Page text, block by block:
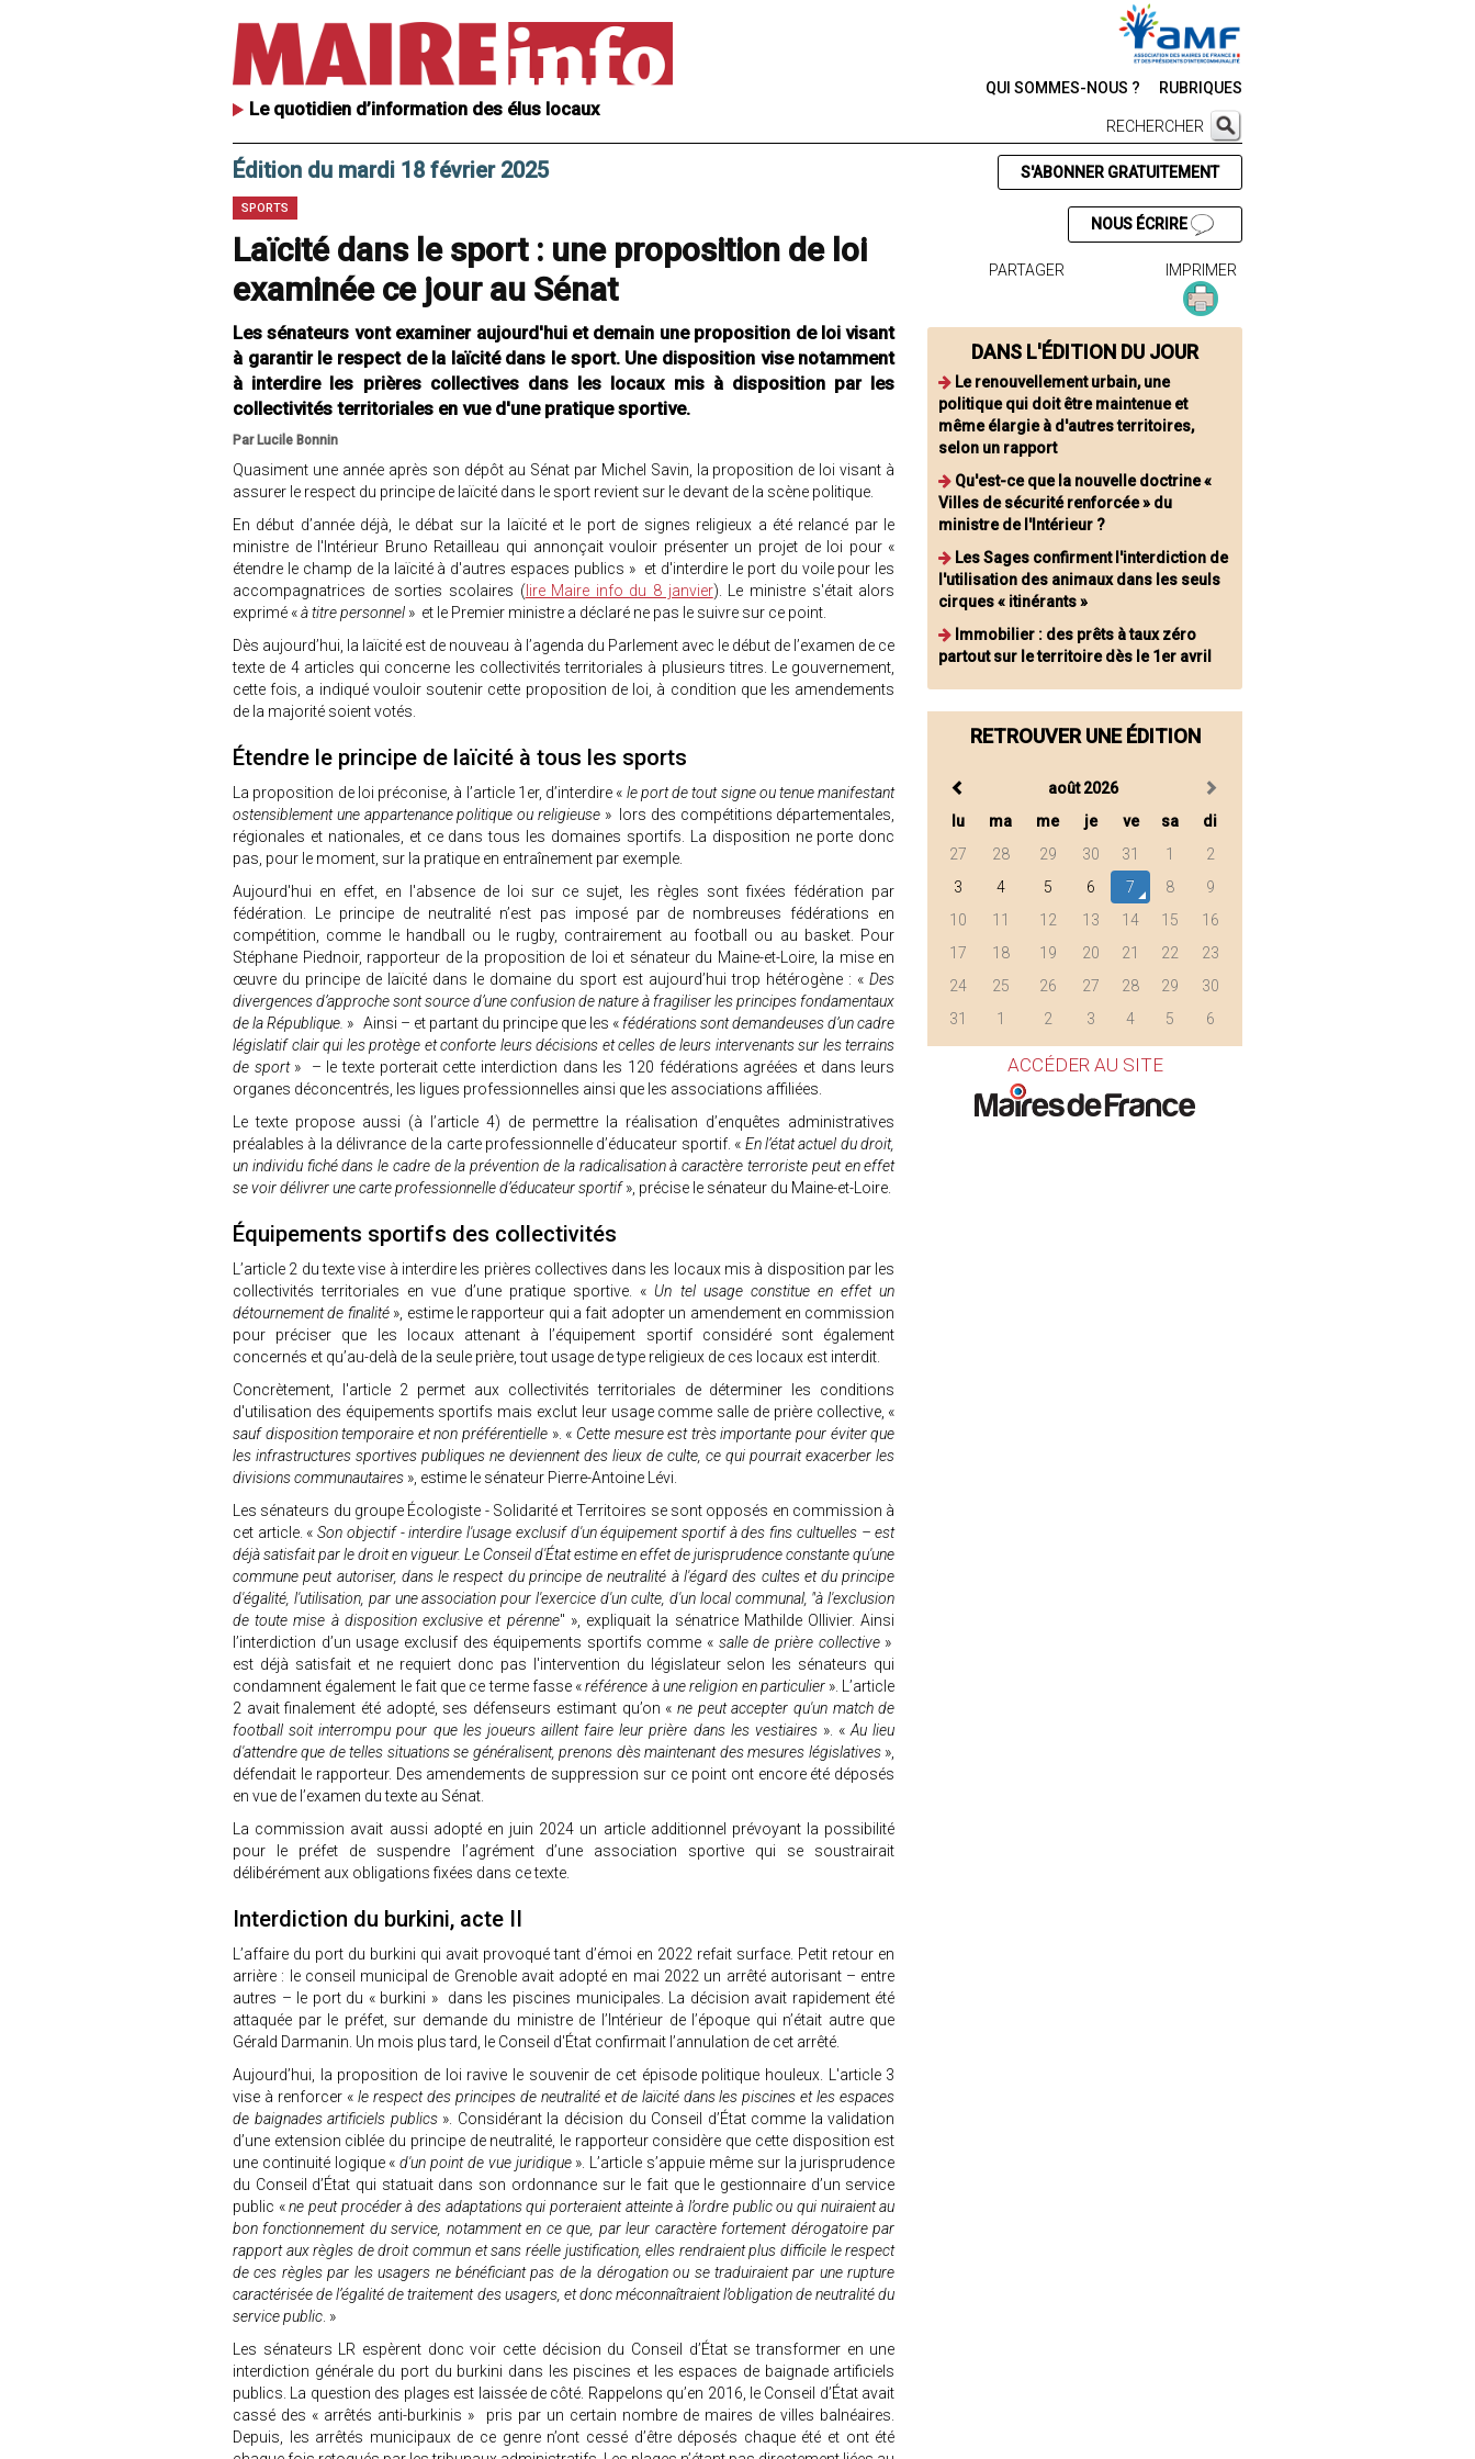
Le quotidien d’information des élus locaux
QUI SOMMES-NOUS ? RUBRIQUES
RECHERCHER
Édition du mardi 18 février 2025
SPORTS
Laïcité dans le sport : une proposition de loi
examinée ce jour au Sénat
Les sénateurs vont examiner aujourd'hui et demain une proposition de loi visant
à garantir le respect de la laïcité dans le sport. Une disposition vise notamment
à interdire les prières collectives dans les locaux mis à disposition par les
collectivités territoriales en vue d'une pratique sportive.
Par Lucile Bonnin
Quasiment une année après son dépôt au Sénat par Michel Savin, la proposition de loi visant à
assurer le respect du principe de laïcité dans le sport revient sur le devant de la scène politique.
En début d’année déjà, le débat sur la laïcité et le port de signes religieux a été relancé par le
ministre de l'Intérieur Bruno Retailleau qui annonçait vouloir présenter un projet de loi pour «
étendre le champ de la laïcité à d'autres espaces publics » et d'interdire le port du voile pour les
accompagnatrices de sorties scolaires ( lire Maire info du 8 janvier). Le ministre s'était alors
exprimé «à titre personnel » et le Premier ministre a déclaré ne pas le suivre sur ce point.
Dès aujourd’hui, la laïcité est de nouveau à l’agenda du Parlement avec le début de l’examen de ce
texte de 4 articles qui concerne les collectivités territoriales à plusieurs titres. Le gouvernement,
cette fois, a indiqué vouloir soutenir cette proposition de loi, à condition que les amendements
de la majorité soient votés.
Étendre le principe de laïcité à tous les sports
La proposition de loi préconise, à l’article 1er, d’interdire « le port de tout signe ou tenue manifestant
ostensiblement une appartenance politique ou religieuse» lors des compétitions départementales,
régionales et nationales, et ce dans tous les domaines sportifs. La disposition ne porte donc
pas, pour le moment, sur la pratique en entraînement par exemple.
Aujourd'hui en effet, en l'absence de loi sur ce sujet, les règles sont fixées fédération par
fédération. Le principe de neutralité n’est pas imposé par de nombreuses fédérations en
compétition, comme le handball ou le rugby, contrairement au football ou au basket. Pour
Stéphane Piednoir, rapporteur de la proposition de loi et sénateur du Maine-et-Loire, la mise en
œuvre du principe de laïcité dans le domaine du sport est aujourd’hui trop hétérogène : «Des
divergences d’approche sont source d’une confusion de nature à fragiliser les principes fondamentaux
de la République. » Ainsi – et partant du principe que les « fédérations sont demandeuses d’un cadre
législatif clair qui les protège et conforte leurs décisions et celles de leurs intervenants sur les terrains
de sport» – le texte porterait cette interdiction dans les 120 fédérations agréées et dans leurs
organes déconcentrés, les ligues professionnelles ainsi que les associations affiliées.
Le texte propose aussi (à l’article 4) de permettre la réalisation d’enquêtes administratives
préalables à la délivrance de la carte professionnelle d’éducateur sportif. « En l’état actuel du droit,
un individu fiché dans le cadre de la prévention de la radicalisation à caractère terroriste peut en effet
se voir délivrer une carte professionnelle d’éducateur sportif», précise le sénateur du Maine-et-Loire.
Équipements sportifs des collectivités
L’article 2 du texte vise à interdire les prières collectives dans les locaux mis à disposition par les
collectivités territoriales en vue d’une pratique sportive. « Un tel usage constitue en effet un
détournement de finalité », estime le rapporteur qui a fait adopter un amendement en commission
pour préciser que les locaux attenant à l’équipement sportif considéré sont également
concernés et qu’au-delà de la seule prière, tout usage de type religieux de ces locaux est interdit.
Concrètement, l'article 2 permet aux collectivités territoriales de déterminer les conditions
d'utilisation des équipements sportifs mais exclut leur usage comme salle de prière collective, «
sauf disposition temporaire et non préférentielle ». « Cette mesure est très importante pour éviter que
les infrastructures sportives publiques ne deviennent des lieux de culte, ce qui pourrait exacerber les
divisions communautaires », estime le sénateur Pierre-Antoine Lévi.
Les sénateurs du groupe Écologiste - Solidarité et Territoires se sont opposés en commission à
cet article. «Son objectif - interdire l'usage exclusif d'un équipement sportif à des fins cultuelles – est
déjà satisfait par le droit en vigueur. Le Conseil d'État estime en effet de jurisprudence constante qu'une
commune peut autoriser, dans le respect du principe de neutralité à l'égard des cultes et du principe
d'égalité, l'utilisation, par une association pour l'exercice d'un culte, d'un local communal, "à l'exclusion
de toute mise à disposition exclusive et pérenne" », expliquait la sénatrice Mathilde Ollivier. Ainsi
l’interdiction d’un usage exclusif des équipements sportifs comme « salle de prière collective»
est déjà satisfait et ne requiert donc pas l'intervention du législateur selon les sénateurs qui
condamnent également le fait que ce terme fasse «référence à une religion en particulier». L’article
2 avait finalement été adopté, ses défenseurs estimant qu’on « ne peut accepter qu'un match de
football soit interrompu pour que les joueurs aillent faire leur prière dans les vestiaires». «Au lieu
d'attendre que de telles situations se généralisent, prenons dès maintenant des mesures législatives »,
défendait le rapporteur. Des amendements de suppression sur ce point ont encore été déposés
en vue de l’examen du texte au Sénat.
La commission avait aussi adopté en juin 2024 un article additionnel prévoyant la possibilité
pour le préfet de suspendre l’agrément d’une association sportive qui se soustrairait
délibérément aux obligations fixées dans ce texte.
Interdiction du burkini, acte II
L’affaire du port du burkini qui avait provoqué tant d’émoi en 2022 refait surface. Petit retour en
arrière : le conseil municipal de Grenoble avait adopté en mai 2022 un arrêté autorisant – entre
autres – le port du « burkini » dans les piscines municipales. La décision avait rapidement été
attaquée par le préfet, sur demande du ministre de l’Intérieur de l’époque qui n’était autre que
Gérald Darmanin. Un mois plus tard, le Conseil d'État confirmait l’annulation de cet arrêté.
Aujourd’hui, la proposition de loi ravive le souvenir de cet épisode politique houleux. L'article 3
vise à renforcer «le respect des principes de neutralité et de laïcité dans les piscines et les espaces
de baignades artificiels publics». Considérant la décision du Conseil d’État comme la validation
d’une extension ciblée du principe de neutralité, le rapporteur considère que cette disposition est
une continuité logique «d'un point de vue juridique». L’article s’appuie même sur la jurisprudence
du Conseil d’État qui statuait dans son ordonnance sur le fait que le gestionnaire d’un service
public «ne peut procéder à des adaptations qui porteraient atteinte à l’ordre public ou qui nuiraient au
bon fonctionnement du service, notamment en ce que, par leur caractère fortement dérogatoire par
rapport aux règles de droit commun et sans réelle justification, elles rendraient plus difficile le respect
de ces règles par les usagers ne bénéficiant pas de la dérogation ou se traduiraient par une rupture
caractérisée de l’égalité de traitement des usagers, et donc méconnaîtraient l’obligation de neutralité du
service public . »
Les sénateurs LR espèrent donc voir cette décision du Conseil d’État se transformer en une
interdiction générale du port du burkini dans les piscines et les espaces de baignade artificiels
publics. La question des plages est laissée de côté. Rappelons qu’en 2016, le Conseil d’État avait
cassé des « arrêtés anti-burkinis » pris par un certain nombre de maires de villes balnéaires.
Depuis, les arrêtés municipaux de ce genre n’ont cessé d’être déposés chaque été et ont été
S'ABONNER GRATUITEMENT
NOUS ÉCRIRE
PARTAGER IMPRIMER
DANS L'ÉDITION DU JOUR
Le renouvellement urbain, une
politique qui doit être maintenue et
même élargie à d'autres territoires,
selon un rapport
Qu'est-ce que la nouvelle doctrine «
Villes de sécurité renforcée » du
ministre de l'Intérieur ?
Les Sages confirment l'interdiction de
l'utilisation des animaux dans les seuls
cirques « itinérants »
Immobilier : des prêts à taux zéro
partout sur le territoire dès le 1er avril
RETROUVER UNE ÉDITION
août 2026
lu
ma me je ve sa
di
27
28 29 30 31 1
2
3
4 5 6 7 8
9
10
11 12 13 14 15
16
17
18 19 20 21 22
23
24
25 26 27 28 29
30
31
1 2 3 4 5 6
ACCÉDER AU SITE